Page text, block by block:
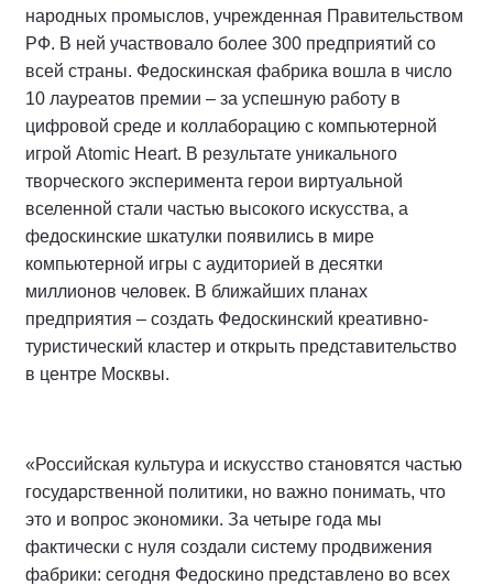
народных промыслов, учрежденная Правительством
РФ. В ней участвовало более 300 предприятий со
всей страны. Федоскинская фабрика вошла в число
10 лауреатов премии – за успешную работу в
цифровой среде и коллаборацию с компьютерной
игрой Atomic Heart. В результате уникального
творческого эксперимента герои виртуальной
вселенной стали частью высокого искусства, а
федоскинские шкатулки появились в мире
компьютерной игры с аудиторией в десятки
миллионов человек. В ближайших планах
предприятия – создать Федоскинский креативно-
туристический кластер и открыть представительство
в центре Москвы.
«Российская культура и искусство становятся частью
государственной политики, но важно понимать, что
это и вопрос экономики. За четыре года мы
фактически с нуля создали систему продвижения
фабрики: сегодня Федоскино представлено во всех